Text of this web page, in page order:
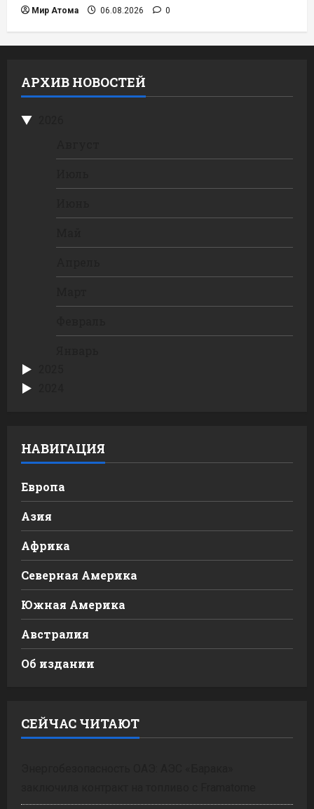
Мир Атома 06.08.2026 0
АРХИВ НОВОСТЕЙ
НАВИГАЦИЯ
Европа
Азия
Африка
Северная Америка
Южная Америка
Австралия
Об издании
СЕЙЧАС ЧИТАЮТ